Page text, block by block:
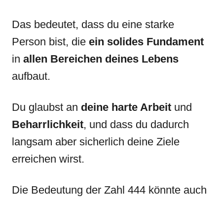
Das bedeutet, dass du eine starke
Person bist, die ein solides Fundament
in allen Bereichen deines Lebens
aufbaut.
Du glaubst an deine harte Arbeit und
Beharrlichkeit, und dass du dadurch
langsam aber sicherlich deine Ziele
erreichen wirst.
Die Bedeutung der Zahl 444 könnte auch